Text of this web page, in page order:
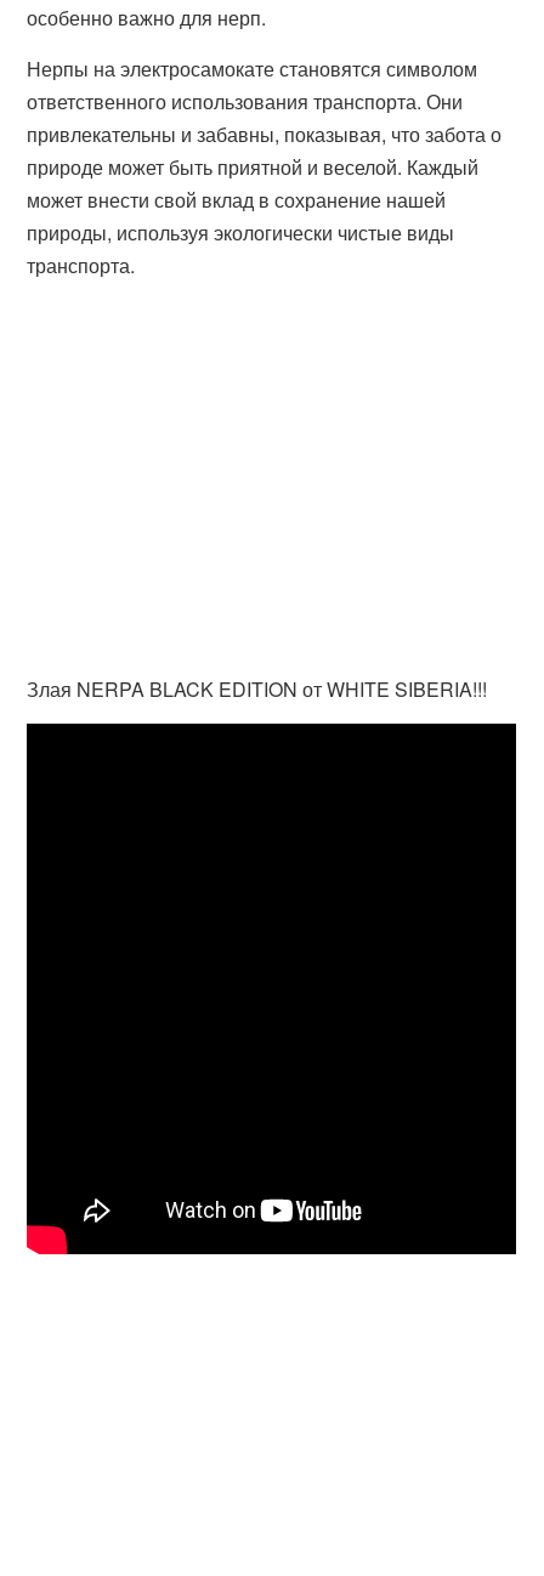
особенно важно для нерп.
Нерпы на электросамокате становятся символом
ответственного использования транспорта. Они
привлекательны и забавны, показывая, что забота о
природе может быть приятной и веселой. Каждый
может внести свой вклад в сохранение нашей
природы, используя экологически чистые виды
транспорта.
Злая NERPA BLACK EDITION от WHITE SIBERIA!!!